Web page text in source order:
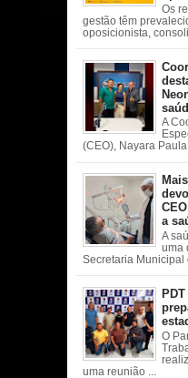
Os
gestão têm
oposicionista,
A
(CEO), Nayara
a
A
uma
Secretaria Municipal
O
uma reunião ...